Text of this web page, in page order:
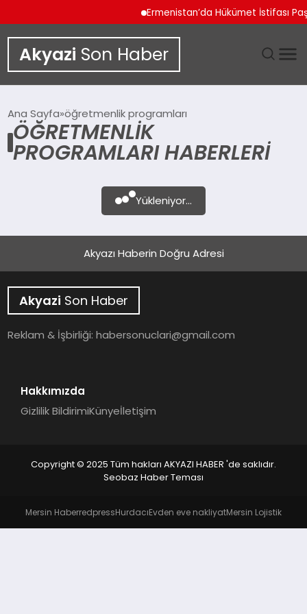
Ermenistan’da Hükümet İstifası
Akyazi Son Haber
SIYASET
YAŞAM
Ana Sayfa öğretmenlik programları
ÖĞRETMENLIK
PROGRAMLARI HABERLERI
Yükleniyor...
Akyazı Haberin Doğru Adresi
Akyazi Son Haber
Reklam & İşbirliği:habersonuclari@gmail.com
Hakkımızda
Gizlilik BildirimiKünyeİletişim
Copyright © 2025 Tüm hakları AKYAZI HABER 'de saklıdır.
Seobaz Haber Teması
Mersin HaberredpressHurdacıEvden eve nakliyatMersin Lojistik